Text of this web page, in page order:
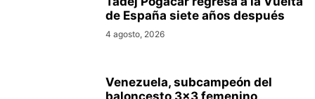
de España siete años después
4 agosto, 2026
Venezuela, subcampeón del